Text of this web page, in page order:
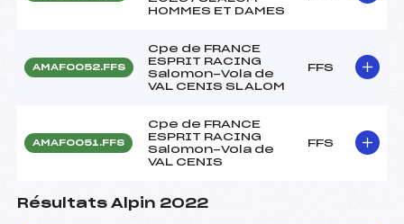
HOMMES ET DAMES
AMAF0052.FFS
Cpe de FRANCE
ESPRIT RACING
Salomon-Vola de
VAL CENIS SLALOM
FFS
AMAF0051.FFS
Cpe de FRANCE
ESPRIT RACING
Salomon-Vola de
VAL CENIS
FFS
Résultats Alpin 2022